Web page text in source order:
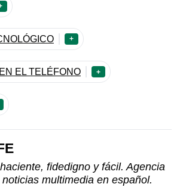
+
EL TELÉFONO +
fidedigno y fácil. Agencia
noticias multimedia en español.